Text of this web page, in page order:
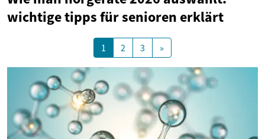
wichtige tipps für senioren erklärt
1 2 3 »